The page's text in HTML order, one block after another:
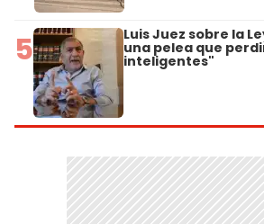
5 Luis Juez sobre la
una pelea que
inteligentes"